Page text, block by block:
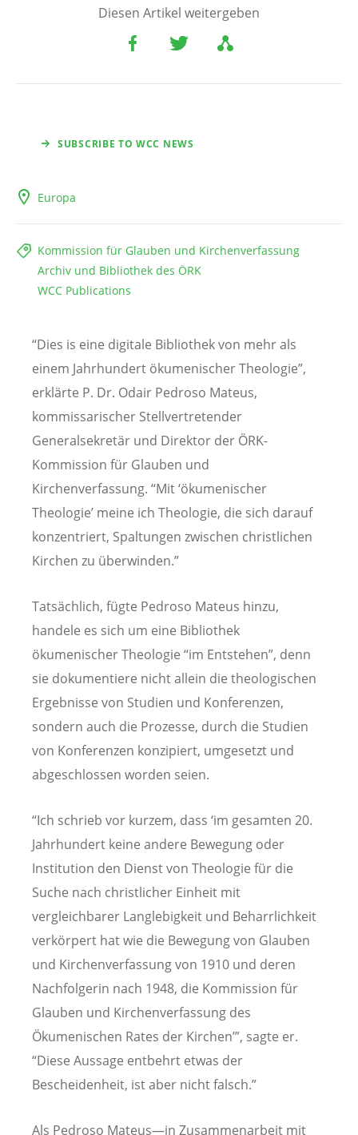
Diesen Artikel weitergeben
SUBSCRIBE TO WCC NEWS
Europa
Kommission für Glauben und Kirchenverfassung
Archiv und Bibliothek des ÖRK
WCC Publications
“Dies is eine digitale Bibliothek von mehr als
einem Jahrhundert ökumenischer Theologie”,
erklärte P. Dr. Odair Pedroso Mateus,
kommissarischer Stellvertretender
Generalsekretär und Direktor der ÖRK-
Kommission für Glauben und
Kirchenverfassung. “Mit ‘ökumenischer
Theologie’ meine ich Theologie, die sich darauf
konzentriert, Spaltungen zwischen christlichen
Kirchen zu überwinden.”
Tatsächlich, fügte Pedroso Mateus hinzu,
handele es sich um eine Bibliothek
ökumenischer Theologie “im Entstehen”, denn
sie dokumentiere nicht allein die theologischen
Ergebnisse von Studien und Konferenzen,
sondern auch die Prozesse, durch die Studien
von Konferenzen konzipiert, umgesetzt und
abgeschlossen worden seien.
“Ich schrieb vor kurzem, dass ‘im gesamten 20.
Jahrhundert keine andere Bewegung oder
Institution den Dienst von Theologie für die
Suche nach christlicher Einheit mit
vergleichbarer Langlebigkeit und Beharrlichkeit
verkörpert hat wie die Bewegung von Glauben
und Kirchenverfassung von 1910 und deren
Nachfolgerin nach 1948, die Kommission für
Glauben und Kirchenverfassung des
Ökumenischen Rates der Kirchen’”, sagte er.
“Diese Aussage entbehrt etwas der
Bescheidenheit, ist aber nicht falsch.”
Als Pedroso Mateus—in Zusammenarbeit mit